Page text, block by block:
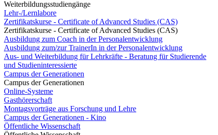
Weiterbildungsstudiengänge
Lehr-/Lernlabore
Zertifikatskurse - Certificate of Advanced Studies (CAS)
Zertifikatskurse - Certificate of Advanced Studies (CAS)
Ausbildung zum Coach in der Personalentwicklung
Ausbildung zum/zur TrainerIn in der Personalentwicklung
Aus- und Weiterbildung für Lehrkräfte - Beratung für Studierende
und Studieninteressierte
Campus der Generationen
Campus der Generationen
Online-Systeme
Gasthörerschaft
Montagsvorträge aus Forschung und Lehre
Campus der Generationen - Kino
Öffentliche Wissenschaft